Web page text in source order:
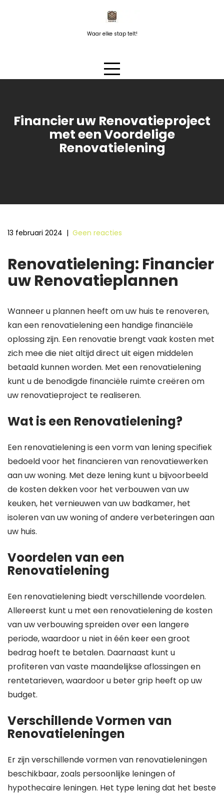
Waar elke stap telt!
Financier uw Renovatieproject
met een Voordelige
Renovatielening
13 februari 2024 | Geen reacties
Renovatielening: Financier
uw Renovatieplannen
Wanneer u plannen heeft om uw huis te renoveren,
kan een renovatielening een handige financiële
oplossing zijn. Een renovatie brengt vaak kosten met
zich mee die niet altijd direct uit eigen middelen
betaald kunnen worden. Met een renovatielening
kunt u de benodigde financiële ruimte creëren om
uw renovatieproject te realiseren.
Wat is een Renovatielening?
Een renovatielening is een vorm van lening specifiek
bedoeld voor het financieren van renovatiewerken
aan uw woning. Met deze lening kunt u bijvoorbeeld
de kosten dekken voor het verbouwen van uw
keuken, het vernieuwen van uw badkamer, het
isoleren van uw woning of andere verbeteringen aan
uw huis.
Voordelen van een
Renovatielening
Een renovatielening biedt verschillende voordelen.
Allereerst kunt u met een renovatielening de kosten
van uw verbouwing spreiden over een langere
periode, waardoor u niet in één keer een groot
bedrag hoeft te betalen. Daarnaast kunt u
profiteren van vaste maandelijkse aflossingen en
rentetarieven, waardoor u beter grip heeft op uw
budget.
Verschillende Vormen van
Renovatieleningen
Er zijn verschillende vormen van renovatieleningen
beschikbaar, zoals persoonlijke leningen of
hypothecaire leningen. Het type lening dat het beste